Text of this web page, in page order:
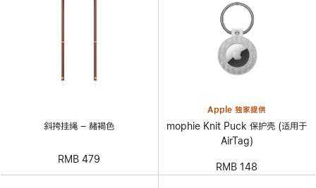
斜挎挂绳 – 赭褐色
RMB 479
Apple 独家提供
mophie Knit Puck 保护壳 (适用于
AirTag)
RMB 148